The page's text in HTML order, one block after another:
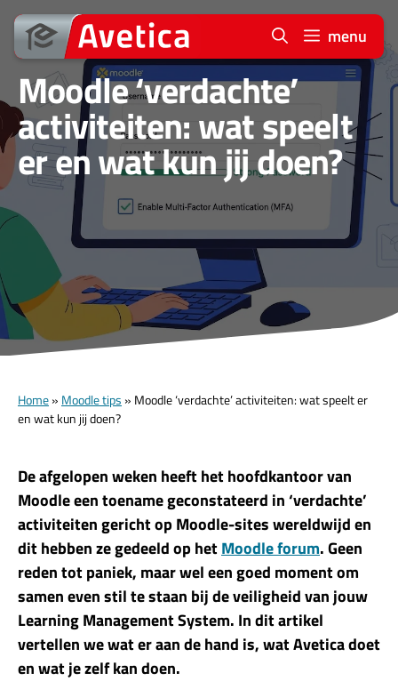
Ga
naar
de
inhoud
menu
Moodle ‘verdachte’
activiteiten: wat speelt
er en wat kun jij doen?
Home» Moodle tips » Moodle ‘verdachte’ activiteiten: wat speelt er
en wat kun jij doen?
De afgelopen weken heeft het hoofdkantoor van
Moodle een toename geconstateerd in ‘verdachte’
activiteiten gericht op Moodle-sites wereldwijd en
dit hebben ze gedeeld op hetMoodle forum. Geen
reden tot paniek, maar wel een goed moment om
samen even stil te staan bij de veiligheid van jouw
Learning Management System. In dit artikel
vertellen we wat er aan de hand is, wat Avetica doet
en wat je zelf kan doen.